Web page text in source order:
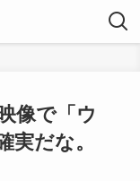
像で「ウ
だな。